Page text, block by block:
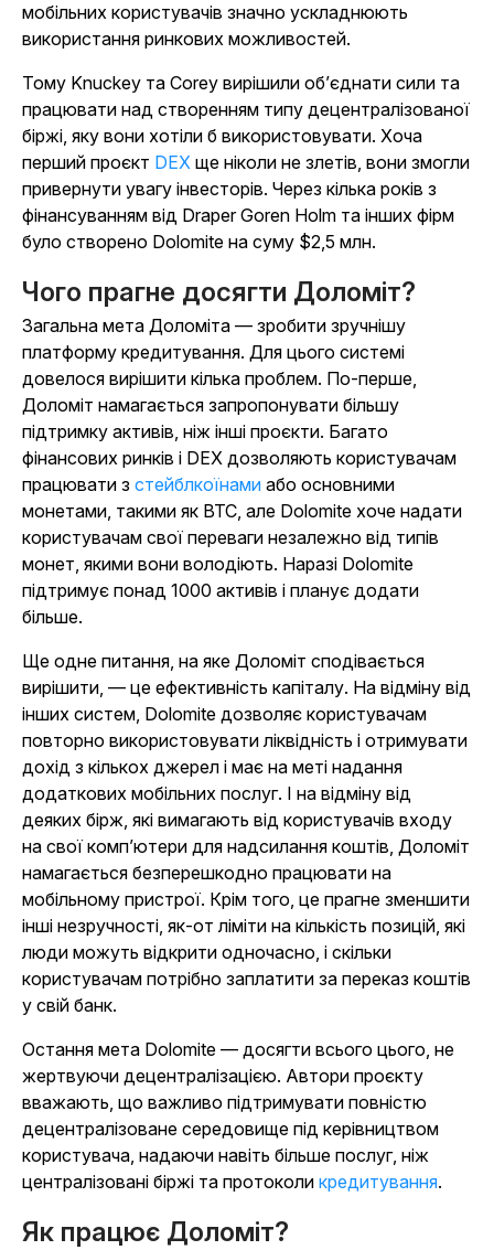
мобільних користувачів значно ускладнюють
використання ринкових можливостей.
Тому Knuckey та Corey вирішили об’єднати сили та
працювати над створенням типу децентралізованої
біржі, яку вони хотіли б використовувати. Хоча
перший проєкт DEX ще ніколи не злетів, вони змогли
привернути увагу інвесторів. Через кілька років з
фінансуванням від Draper Goren Holm та інших фірм
було створено Dolomite на суму $2,5 млн.
Чого прагне досягти Доломіт?
Загальна мета Доломіта — зробити зручнішу
платформу кредитування. Для цього системі
довелося вирішити кілька проблем. По-перше,
Доломіт намагається запропонувати більшу
підтримку активів, ніж інші проєкти. Багато
фінансових ринків і DEX дозволяють користувачам
працювати з стейблкоїнами або основними
монетами, такими як BTC, але Dolomite хоче надати
користувачам свої переваги незалежно від типів
монет, якими вони володіють. Наразі Dolomite
підтримує понад 1000 активів і планує додати
більше.
Ще одне питання, на яке Доломіт сподівається
вирішити, — це ефективність капіталу. На відміну від
інших систем, Dolomite дозволяє користувачам
повторно використовувати ліквідність і отримувати
дохід з кількох джерел і має на меті надання
додаткових мобільних послуг. І на відміну від
деяких бірж, які вимагають від користувачів входу
на свої комп’ютери для надсилання коштів, Доломіт
намагається безперешкодно працювати на
мобільному пристрої. Крім того, це прагне зменшити
інші незручності, як-от ліміти на кількість позицій, які
люди можуть відкрити одночасно, і скільки
користувачам потрібно заплатити за переказ коштів
у свій банк.
Остання мета Dolomite — досягти всього цього, не
жертвуючи децентралізацією. Автори проєкту
вважають, що важливо підтримувати повністю
децентралізоване середовище під керівництвом
користувача, надаючи навіть більше послуг, ніж
централізовані біржі та протоколи кредитування.
Як працює Доломіт?